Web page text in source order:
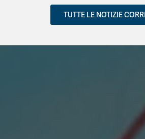
TUTTE LE NOTIZIE